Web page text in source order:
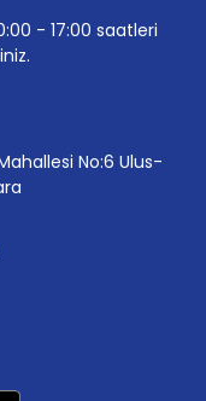
- 17:00 saatleri
No:6 Ulus-